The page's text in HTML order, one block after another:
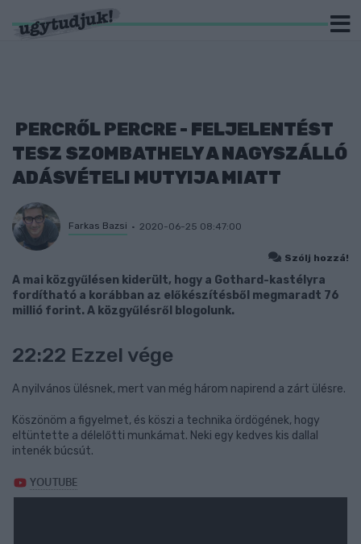
PERCRŐL PERCRE - FELJELENTÉST
TESZ SZOMBATHELY A NAGYSZÁLLÓ
ADÁSVÉTELI MUTYIJA MIATT
Farkas Bazsi 2020-06-25 08:47:00
Szólj hozzá!
A mai közgyűlésen kiderült, hogy a Gothard-kastélyra
fordítható a korábban az előkészítésből megmaradt 76
millió forint. A közgyűlésről blogolunk.
22:22 Ezzel vége
A nyilvános ülésnek, mert van még három napirend a zárt ülésre.
Köszönöm a figyelmet, és köszi a technika ördögének, hogy
eltüntette a délelőtti munkámat. Neki egy kedves kis dallal
intenék búcsút.